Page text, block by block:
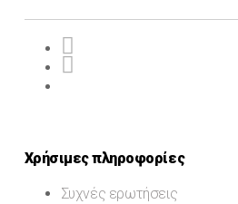
Χρήσιμες πληροφορίες
Συχνές ερωτήσεις